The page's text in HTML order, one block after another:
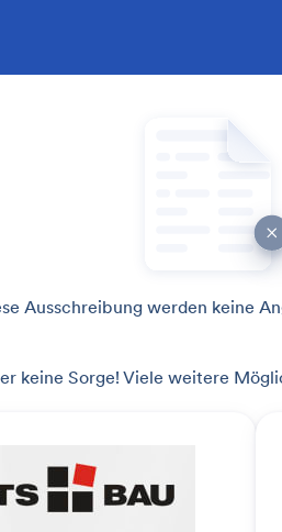
Ausschreibung werden keine
keine Sorge! Viele weitere